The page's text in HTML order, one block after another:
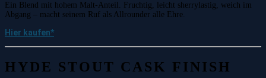
Ein Blend mit hohem Malt-Anteil. Fruchtig, leicht sherrylastig, weich im
Abgang – macht seinem Ruf als Allrounder alle Ehre.
Hier kaufen*
HYDE STOUT CASK FINISH